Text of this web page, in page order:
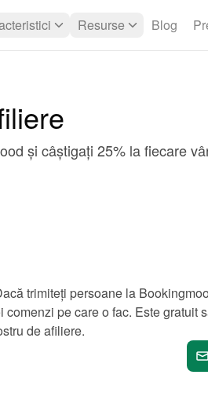
Resurse Blog
și câștigați 25% la fiecare
trimiteți persoane la
pe care o fac. Este gratuit
de afiliere.